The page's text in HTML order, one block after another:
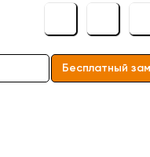
Бесплатный